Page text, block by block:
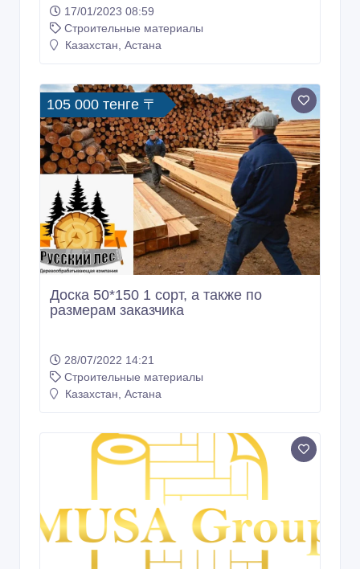
17/01/2023 08:59
Строительные материалы
Казахстан, Астана
105 000 тенге 〒
Доска 50*150 1 сорт, а также по
размерам заказчика
28/07/2022 14:21
Строительные материалы
Казахстан, Астана